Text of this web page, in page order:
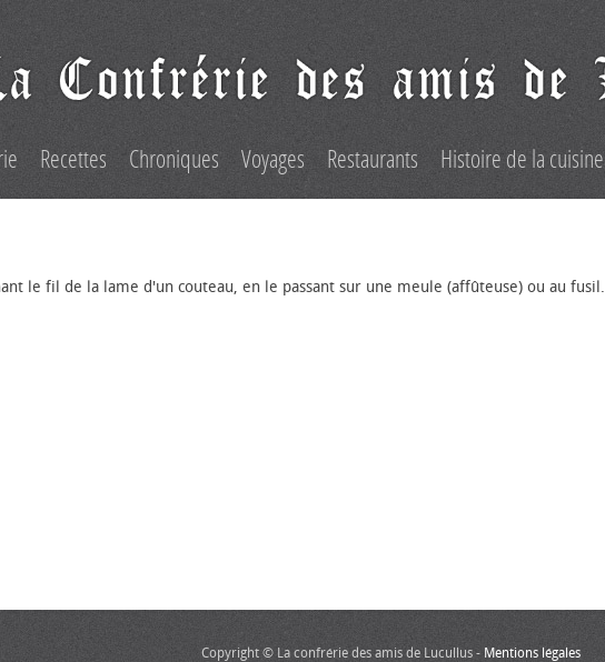
Recettes Chroniques Voyages Restaurants Histoire de la cuisine
le fil de la lame d'un couteau, en le passant sur une meule (affûteuse) ou au fusil.
Copyright © La confrérie des amis de Lucullus - Mentions légales